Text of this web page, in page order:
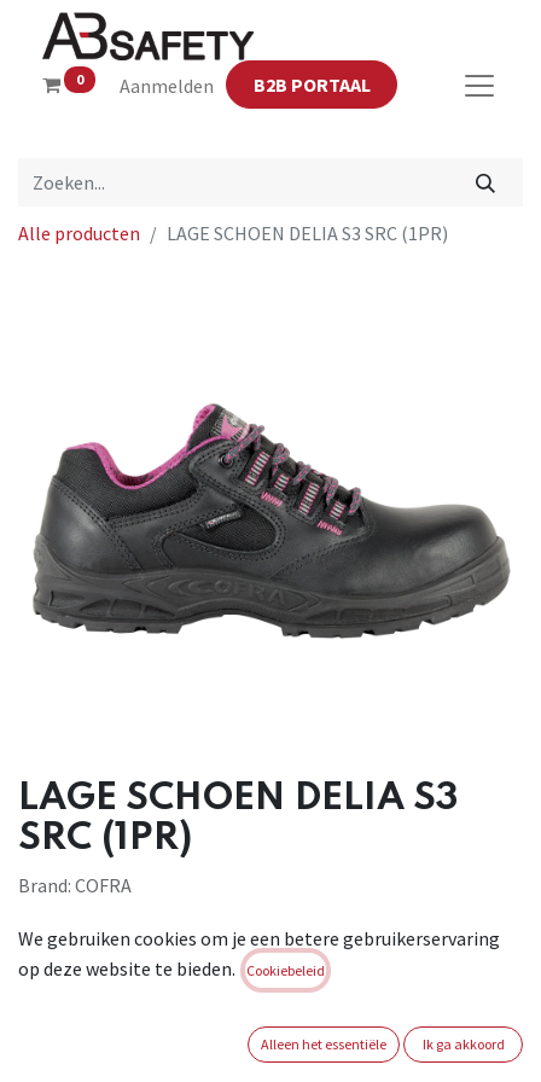
0 Aanmelden B2B PORTAAL
Alle producten LAGE SCHOEN DELIA S3 SRC (1PR)
LAGE SCHOEN DELIA S3
SRC (1PR)
Brand: COFRA
Dit product is niet meer beschikbaar.
We gebruiken cookies om je een betere gebruikerservaring
op deze website te bieden.
Cookiebeleid
Alleen het essentiële Ik ga akkoord